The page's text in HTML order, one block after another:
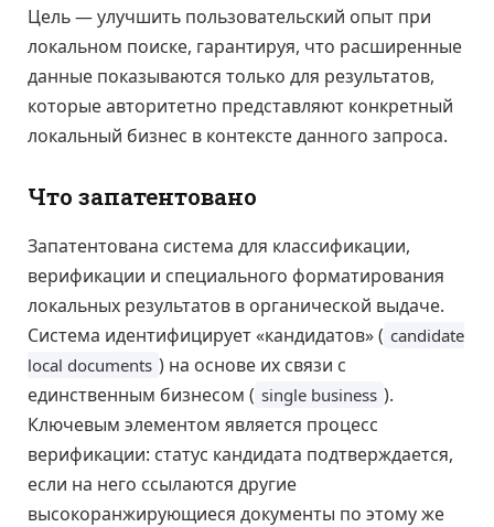
Цель — улучшить пользовательский опыт при
локальном поиске, гарантируя, что расширенные
данные показываются только для результатов,
которые авторитетно представляют конкретный
локальный бизнес в контексте данного запроса.
Что запатентовано
Запатентована система для классификации,
верификации и специального форматирования
локальных результатов в органической выдаче.
Система идентифицирует «кандидатов» ( candidate
local documents ) на основе их связи с
единственным бизнесом ( single business ).
Ключевым элементом является процесс
верификации: статус кандидата подтверждается,
если на него ссылаются другие
высокоранжирующиеся документы по этому же